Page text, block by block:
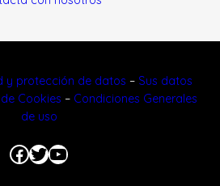
y protección de datos – Sus datos
Cookies – Condiciones Generales
de uso
Facebook
Twitter
YouTube